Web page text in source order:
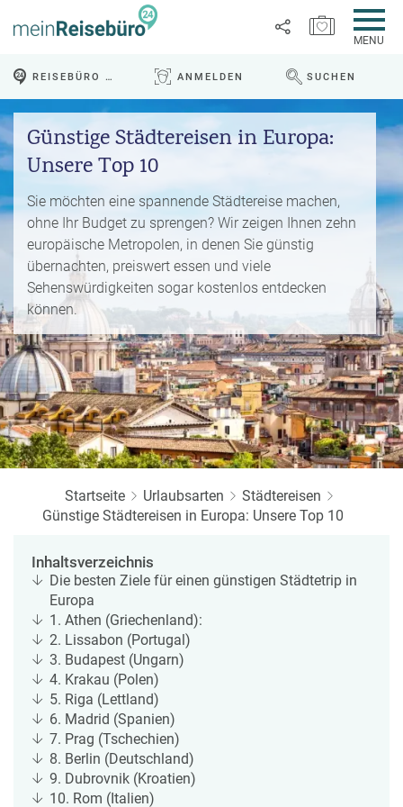
MENU
e
i
e
o
g
R
s
e
zi
el
e
d
e
s
M
n
at
R
i
s
e
e
rt
e
P
a
h
a
lr
e
i
s
e
n
K
r
e
u
z
a
h
n
p
D
a
s
F
r
ü
h
b
u
c
e
r
a
M
in
ut
e
u
b
kopieren
WhatsApp
Facebook
Messenger
Telegram
X /
Twitter
MERKZETTEL ÖFFNEN
REISEBÜRO VOR ORT ANMELDEN WEBSEITE
SUCHEN
Günstige Städtereisen in Europa:
Unsere Top 10
Sie möchten eine spannende Städtereise machen,
ohne Ihr Budget zu sprengen? Wir zeigen Ihnen zehn
europäische Metropolen, in denen Sie günstig
übernachten, preiswert essen und viele
Sehenswürdigkeiten sogar kostenlos entdecken
können.
Startseite Urlaubsarten
Städtereisen
Günstige Städtereisen in Europa: Unsere Top 10
Inhaltsverzeichnis
Die besten Ziele für einen günstigen Städtetrip in
Europa
1. Athen (Griechenland):
2. Lissabon (Portugal)
3. Budapest (Ungarn)
4. Krakau (Polen)
5. Riga (Lettland)
6. Madrid (Spanien)
7. Prag (Tschechien)
8. Berlin (Deutschland)
9. Dubrovnik (Kroatien)
10. Rom (Italien)